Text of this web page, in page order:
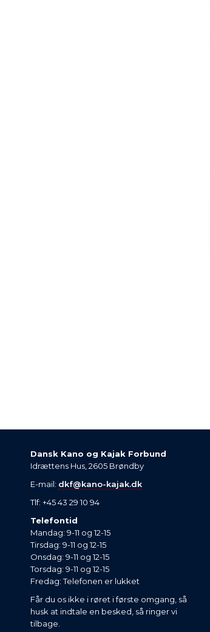
Dansk Kano og Kajak Forbund
Idrættens Hus, 2605 Brøndby
E-mail: dkf@kano-kajak.dk
Tlf: +45 43 29 10 94
Telefontid
Mandag: 9-11 og 12-15
Tirsdag: 9-11 og 12-15
Onsdag: 9-11 og 12-15
Torsdag: 9-11 og 12-15
Fredag: Telefonen er lukket
Får du os ikke i røret i første omgang, så
husk at indtale en besked, så ringer vi
tilbage.